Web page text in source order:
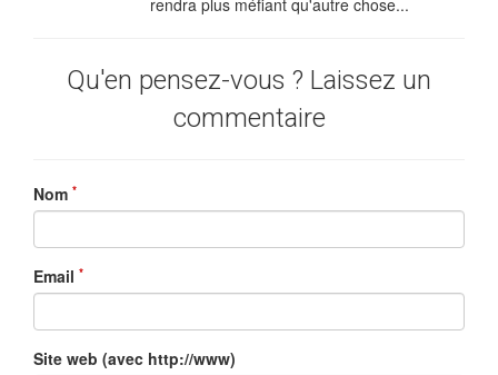
rendra plus méfiant qu'autre chose...
Qu'en pensez-vous ? Laissez un
commentaire
Nom *
Email *
Site web (avec http://www)